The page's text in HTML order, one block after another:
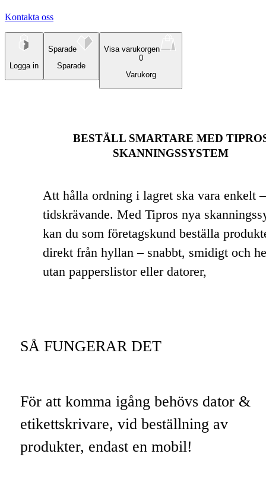
Kontakta oss
Logga in
Sparade
Sparade
Visa varukorgen
0
Varukorg
BESTÄLL SMARTARE MED
SKANNINGSSYSTEM
Att hålla ordning i lagret ska vara enkelt
tidskrävande. Med Tipros nya
kan du som företagskund beställa
direkt från hyllan – snabbt, smidigt och
utan papperslistor eller datorer,
SÅ FUNGERAR DET
För att komma igång behövs dator &
etikettskrivare, vid beställning av
produkter, endast en mobil!